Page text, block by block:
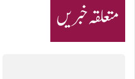
متعلقہ خبریں